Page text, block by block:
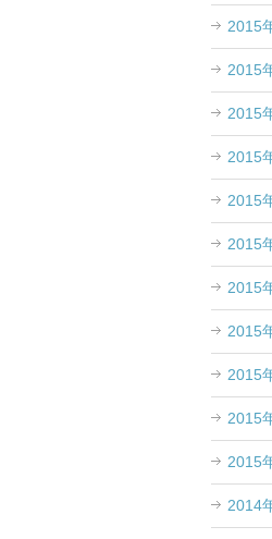
2015
2015
2015
2015
2015
2015
2015
2015
2015
2015
2015
2014